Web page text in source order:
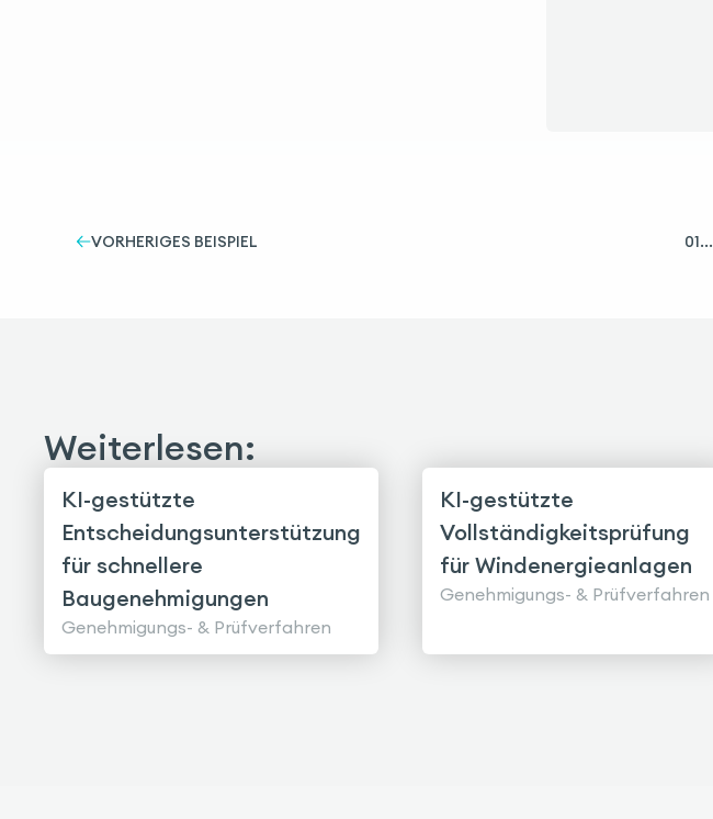
VORHERIGES BEISPIEL 01...
Weiterlesen:
KI-gestützte
Entscheidungsunterstützung
für schnellere
Baugenehmigungen
Genehmigungs- & Prüfverfahren
KI-gestützte
Vollständigkeitsprüfung
für Windenergieanlagen
Genehmigungs- & Prüfverfahren